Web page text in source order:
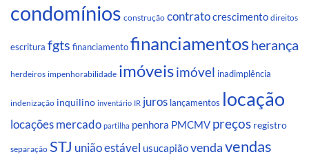
condomínios construção contratocrescimento direitos
escritura fgts financiamentofinanciamentosherança
herdeiros impenhorabilidade imóveisimóvel inadimplência
indenização inquilino inventário IR juros lançamentos locação
locações mercado partilha penhora PMCMV preços registro
separação STJ união estável usucapiãovendavendas